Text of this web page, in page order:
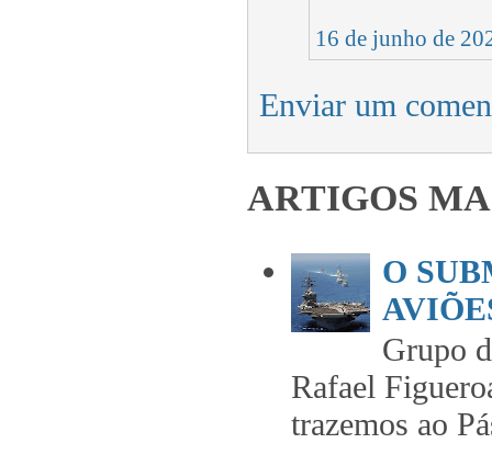
16 de junho de
Enviar um
ARTIGOS
O
Grupo
Rafael
trazemos ao